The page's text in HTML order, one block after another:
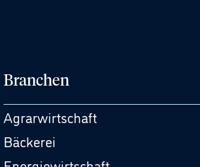
Branchen
Agrarwirtschaft
Bäckerei